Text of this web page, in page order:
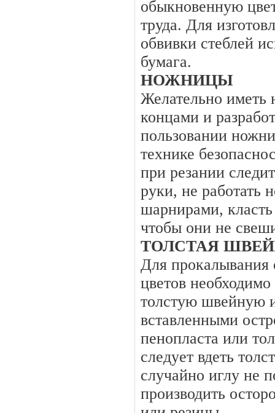
обыкновенную
труда. Для
обвивки стеблей
бумага.
НОЖНИЦЫ
Желательно иметь
концами и
пользовании
технике
при резании
руки, не работать
шарнирами,
чтобы они не
ТОЛСТАЯ
Для прокалывания
цветов
толстую швейную
вставленными
пенопласта или
следует вдеть
случайно иглу не
производить